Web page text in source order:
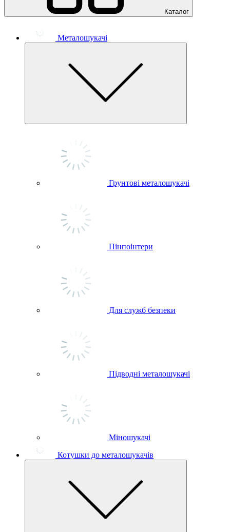
Каталог
Металошукачі
Грунтові металошукачі
Пінпоінтери
Для служб безпеки
Підводні металошукачі
Міношукачі
Котушки до металошукачів